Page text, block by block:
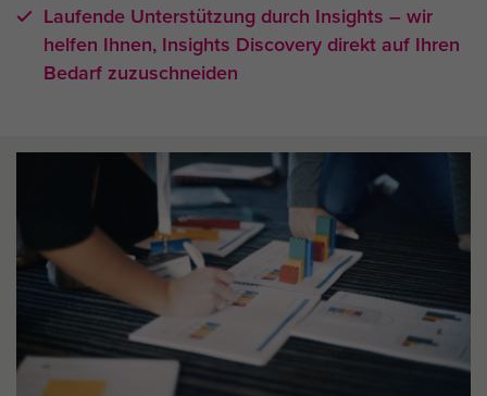
Laufende Unterstützung durch Insights – wir
helfen Ihnen, Insights Discovery direkt auf Ihren
Bedarf zuzuschneiden